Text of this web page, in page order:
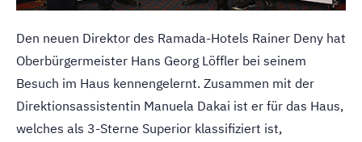
Den neuen Direktor des Ramada-Hotels Rainer Deny hat
Oberbürgermeister Hans Georg Löffler bei seinem
Besuch im Haus kennengelernt. Zusammen mit der
Direktionsassistentin Manuela Dakai ist er für das Haus,
welches als 3-Sterne Superior klassifiziert ist,